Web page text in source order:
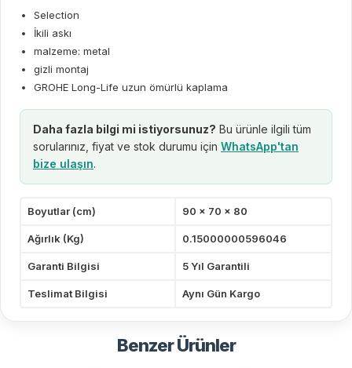
Selection
İkili askı
malzeme: metal
gizli montaj
GROHE Long-Life uzun ömürlü kaplama
Daha fazla bilgi mi istiyorsunuz? Bu ürünle ilgili tüm
sorularınız, fiyat ve stok durumu için WhatsApp'tan
bize ulaşın.
Boyutlar (cm) 90 x 70 x 80
Ağırlık (Kg) 0.15000000596046
Garanti Bilgisi 5 Yıl Garantili
Teslimat Bilgisi Aynı Gün Kargo
Benzer Ürünler